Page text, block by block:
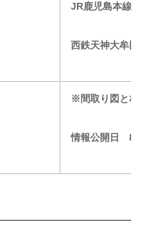
JR鹿児島本線久
西鉄天神大牟田
※間取り図と相
情報公開日 8